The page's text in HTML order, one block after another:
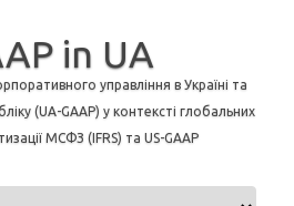
in UA
управління в Україні та
(UA-GAAP) у контексті глобальних
МСФЗ (IFRS) та US-GAAP